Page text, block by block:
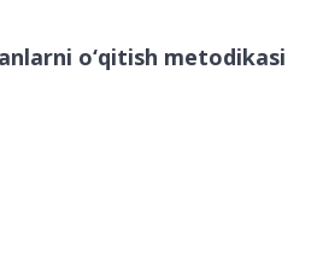
o‘qitish metodikasi